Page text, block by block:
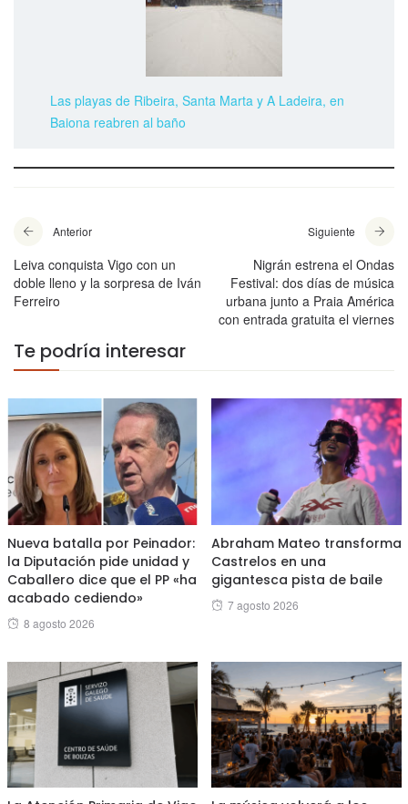
Las playas de Ribeira, Santa Marta y A Ladeira, en
Baiona reabren al baño
Anterior
Leiva conquista Vigo con un
doble lleno y la sorpresa de Iván
Ferreiro
Siguiente
Nigrán estrena el Ondas
Festival: dos días de música
urbana junto a Praia América
con entrada gratuita el viernes
Te podría interesar
Nueva batalla por Peinador:
la Diputación pide unidad y
Caballero dice que el PP «ha
acabado cediendo»
Posted
8 agosto 2026
Abraham Mateo transforma
Castrelos en una
gigantesca pista de baile
Posted
7 agosto 2026